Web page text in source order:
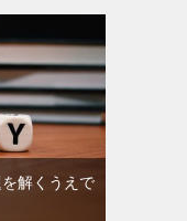
を解くうえで